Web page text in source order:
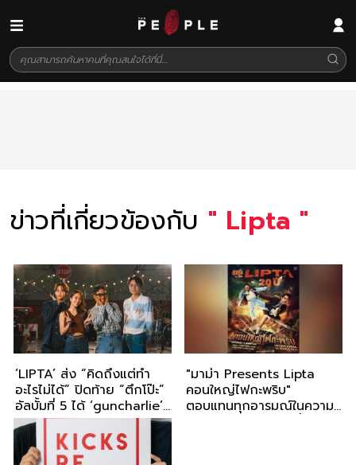
ข่าวที่เกี่ยวข้องกับ " Lipta "
‘LIPTA’ ส่ง “คิดถึงแต่ทำ
อะไรไม่ได้” ปิดท้าย “ตึกโป๊ะ”
อัลบั้มที่ 5 ได้ ‘guncharlie’
และ ‘Saran’ ร่วมฟีท และ
“มายด์ 4EVE” รับนางเอก
MV ครั้งแรก!!
"มาม่า Presents Lipta
คอนใหญ่ไฟกะพริบ"
ตอบแทนทุกอารมณ์ในความ